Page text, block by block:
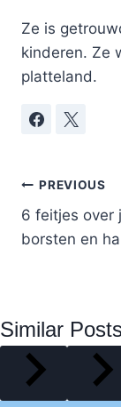
Ze is
kinderen. Ze
platteland.
Post
PREVIOUS
6 feitjes over
borsten en
Similar